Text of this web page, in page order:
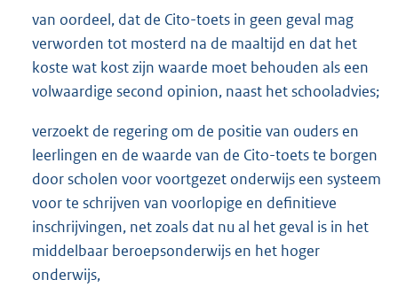
van oordeel, dat de Cito-toets in geen geval mag
verworden tot mosterd na de maaltijd en dat het
koste wat kost zijn waarde moet behouden als een
volwaardige second opinion, naast het schooladvies;
verzoekt de regering om de positie van ouders en
leerlingen en de waarde van de Cito-toets te borgen
door scholen voor voortgezet onderwijs een systeem
voor te schrijven van voorlopige en definitieve
inschrijvingen, net zoals dat nu al het geval is in het
middelbaar beroepsonderwijs en het hoger
onderwijs,